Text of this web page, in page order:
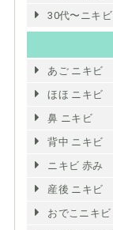
30代〜ニキビ
あご ニキビ
ほほ ニキビ
鼻 ニキビ
背中 ニキビ
ニキビ 赤み
産後 ニキビ
おでこニキビ